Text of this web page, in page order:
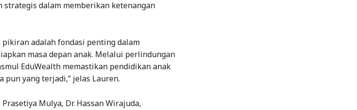
dalam memberikan ketenangan
pikiran adalah fondasi penting dalam
masa depan anak. Melalui perlindungan
EduWealth memastikan pendidikan anak
yang terjadi,” jelas Lauren.
Mulya, Dr. Hassan Wirajuda,